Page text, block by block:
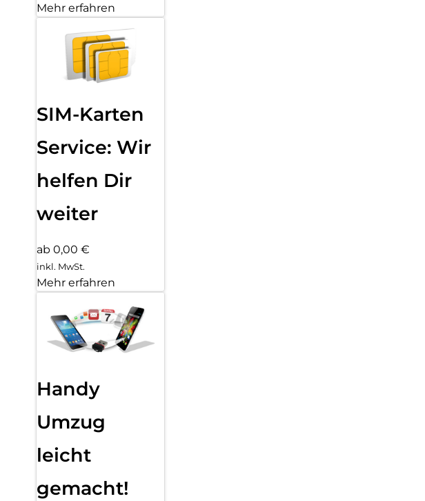
Mehr erfahren
SIM-Karten
Service: Wir
helfen Dir
weiter
ab 0,00 €
inkl. MwSt.
Mehr erfahren
Handy
Umzug
leicht
gemacht!